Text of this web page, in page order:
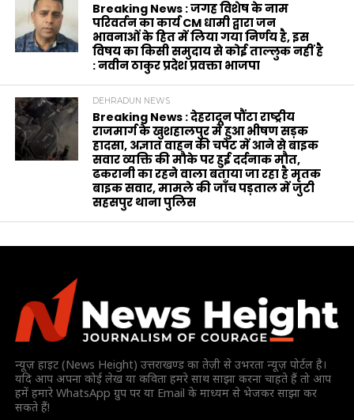
Breaking News : जगह विशेष के नाम
परिवर्तन का कार्य CM धामी द्वारा जन
भावनाओं के हित में लिया गया निर्णय है, इस
विषय का किसी समुदाय से कोई ताल्लुक नहीं है
: नवीन ठाकुर प्रदेश प्रवक्ता भाजपा
DEHRADUN NEWS
Breaking News : देहरादून पौंटा राष्ट्रीय
राजमार्ग के खुशहालपुर में हुआ भीषण सड़क
हादसा, अज्ञात वाहन की चपेट में आने से बाइक
सवार व्यक्ति की मौके पर हुई दर्दनाक मौत,
ढकरानी का रहने वाला बताया जा रहा है मृतक
बाइक सवार, मामले की जाँच पड़ताल में जुटी
सहसपुर थाना पुलिस
न्यूज़ हाइट (News Height) उत्तराखण्ड का तेज़ी से उभरता न्यूज़ पोर्टल है।
यदि आप अपना कोई लेख या कविता हमरे साथ साझा करना चाहते हैं तो आप
हमें हमारे WhatsApp ग्रुप पर या Email के माध्यम से भेजकर साझा कर
सकते हैं!